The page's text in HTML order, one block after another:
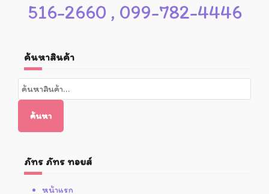
516-2660 , 099-782-4446
ค้นหาสินค้า
ค้นหา:
ค้นหา
ภัทร ภัทร ทอยส์
หน้าแรก